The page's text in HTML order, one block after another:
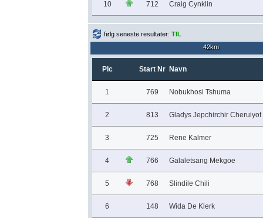
10 712 Craig Cynklin
følg seneste resultater: TIL
42km
Plc Start Nr Navn
1 769 Nobukhosi Tshuma
2 813 Gladys Jepchirchir Cheruiyot
3 725 Rene Kalmer
4 766 Galaletsang Mekgoe
5 768 Slindile Chili
6 148 Wida De Klerk